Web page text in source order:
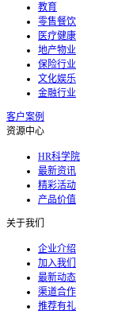
教育
零售餐饮
医疗健康
地产物业
保险行业
文化娱乐
金融行业
客户案例
资源中心
HR科学院
最新资讯
精彩活动
产品价值
关于我们
企业介绍
加入我们
最新动态
渠道合作
推荐有礼